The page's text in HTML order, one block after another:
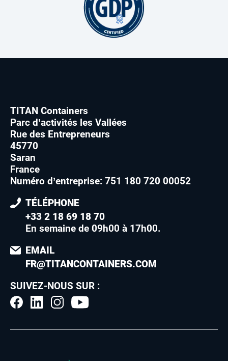
TITAN Containers
Parc d’activités les Vallées
Rue des Entrepreneurs
45770
Saran
France
Numéro d’entreprise: 751 180 720 00052
TÉLÉPHONE
+33 2 18 69 18 70
En semaine de 09h00 à 17h00.
EMAIL
FR@TITANCONTAINERS.COM
SUIVEZ-NOUS SUR :